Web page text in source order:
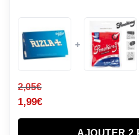
+
2,05€
1,99€